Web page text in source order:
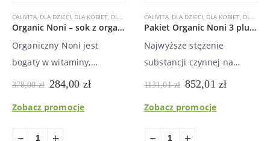
CALIVITA DLA DZIECI DLA KOBIET DLA MĘŻCZYZN ,OCZYSZCZANIE ORGANIZMU
Organic Noni – sok z organicznego owocu noni oraz granatu, czereśni i winogron
Organiczny Noni jest
bogaty w witaminy,
aminokwasy i minerały.
składników odżywczych.
Wzmacnia układ
378,00zł Pierwotna
wynosiła:
378,00 zł.
284,00 złAktualna
Zobacz promocje
CALIVITA DLA DZIECI DLA KOBIET DLA MĘŻCZYZN
Pakiet Organic Noni 3 plus 1 za grosz – odżywcza witaminowa bomba
Najwyższe stężenie
substancji czynnej na
rynku, jakość potwierdzona
funkcje komórek, poprawia
przyswajanie składników
1131,01zł Pierwotna
wynosiła:
1131,01 zł.
852,01 złAktualna
Zobacz promocje